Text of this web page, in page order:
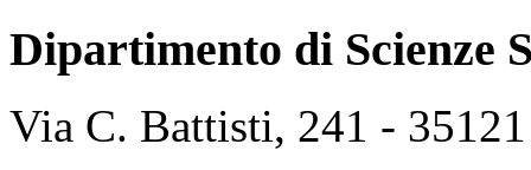
Dipartimento di Scienze
Via C. Battisti, 241 -